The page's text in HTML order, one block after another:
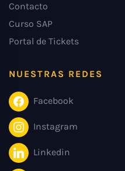
Contacto
Curso SAP
Portal de Tickets
NUESTRAS REDES
Facebook
Instagram
Linkedin